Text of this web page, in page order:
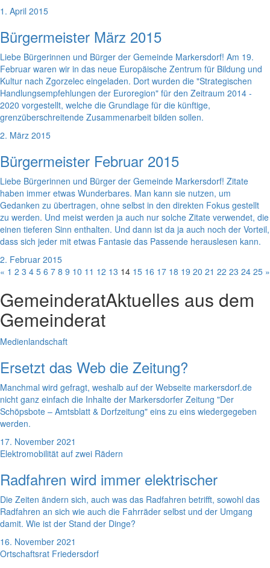
1. April 2015
Bürgermeister März 2015
Liebe Bürgerinnen und Bürger der Gemeinde Markersdorf! Am 19.
Februar waren wir in das neue Europäische Zentrum für Bildung und
Kultur nach Zgorzelec eingeladen. Dort wurden die "Strategischen
Handlungsempfehlungen der Euroregion" für den Zeitraum 2014 -
2020 vorgestellt, welche die Grundlage für die künftige,
grenzüberschreitende Zusammenarbeit bilden sollen.
2. März 2015
Bürgermeister Februar 2015
Liebe Bürgerinnen und Bürger der Gemeinde Markersdorf! Zitate
haben immer etwas Wunderbares. Man kann sie nutzen, um
Gedanken zu übertragen, ohne selbst in den direkten Fokus gestellt
zu werden. Und meist werden ja auch nur solche Zitate verwendet, die
einen tieferen Sinn enthalten. Und dann ist da ja auch noch der Vorteil,
dass sich jeder mit etwas Fantasie das Passende herauslesen kann.
2. Februar 2015
« 1 2 3 4 5 6 7 8 9 10 11 12 13 14 15 16 17 18 19 20 21 22 23 24 25 »
GemeinderatAktuelles aus dem
Gemeinderat
Medienlandschaft
Ersetzt das Web die Zeitung?
Manchmal wird gefragt, weshalb auf der Webseite markersdorf.de
nicht ganz einfach die Inhalte der Markersdorfer Zeitung "Der
Schöpsbote – Amtsblatt & Dorfzeitung" eins zu eins wiedergegeben
werden.
17. November 2021
Elektromobilität auf zwei Rädern
Radfahren wird immer elektrischer
Die Zeiten ändern sich, auch was das Radfahren betrifft, sowohl das
Radfahren an sich wie auch die Fahrräder selbst und der Umgang
damit. Wie ist der Stand der Dinge?
16. November 2021
Ortschaftsrat Friedersdorf